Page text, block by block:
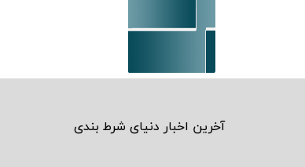
آخرین اخبار دنیای شرط بندی